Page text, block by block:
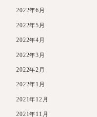
2022年6月
2022年5月
2022年4月
2022年3月
2022年2月
2022年1月
2021年12月
2021年11月